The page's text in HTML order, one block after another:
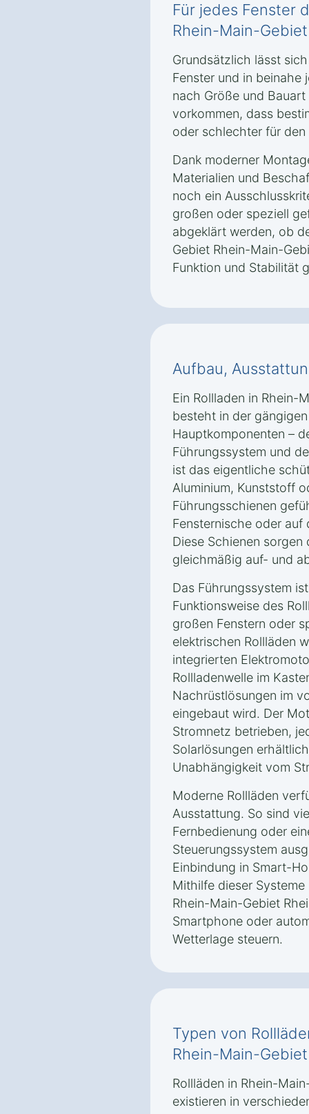
Für jedes Fenster
Rhein-Main-
Grundsätzlich lässt
Fenster und in beinahe
nach Größe und
vorkommen, dass
oder schlechter für
Dank moderner
Materialien und
noch ein
großen oder speziell
abgeklärt werden, ob
Gebiet Rhein-Main-
Funktion und Stabilität
Aufbau,
Ein Rollladen in Rhein-
besteht in der
Hauptkomponenten –
Führungssystem und
ist das eigentliche
Aluminium, Kunststoff
Führungsschienen
Fensternische oder
Diese Schienen sorgen
gleichmäßig auf- und
Das Führungssystem
Funktionsweise des
großen Fenstern oder
elektrischen Rollläden
integrierten
Rollladenwelle im
Nachrüstlösungen im
eingebaut wird. Der
Stromnetz betrieben,
Solarlösungen
Unabhängigkeit vom
Moderne Rollläden
Ausstattung. So sind
Fernbedienung oder
Steuerungssystem
Einbindung in Smart-
Mithilfe dieser
Rhein-Main-Gebiet
Smartphone oder
Wetterlage steuern.
Typen von
Rhein-Main-Gebiet‎
Rollläden in Rhein-
existieren in